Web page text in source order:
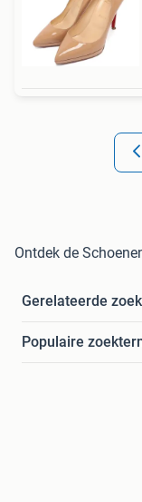
Ontdek de
Gerelateerde
Populaire